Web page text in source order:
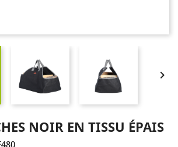

NOIR EN TISSU ÉPAIS